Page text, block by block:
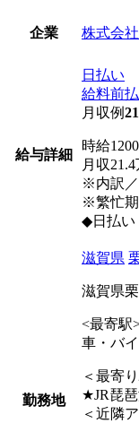
企業 株式会
給与詳細
日払い
給料前
月収例
時給
月収
※内訳／
※繁忙期
◆日払い
勤務地
滋賀県
滋賀県
<最寄駅
車・バ
＜最寄
★JR琵
＜近隣